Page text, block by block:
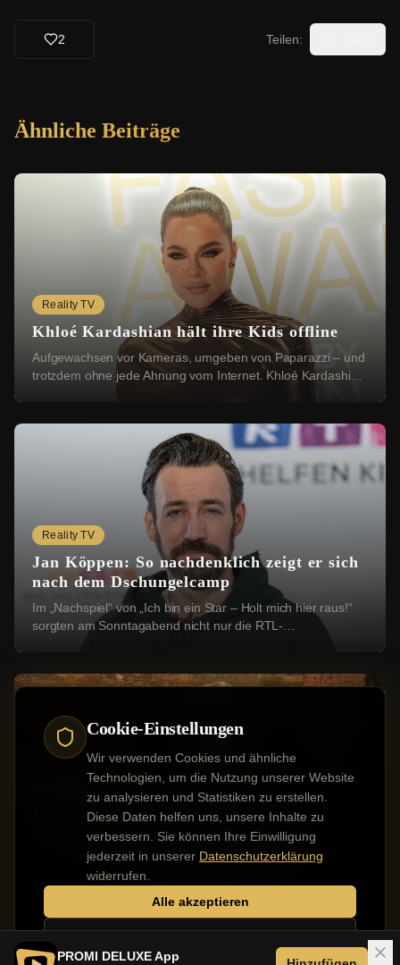
Cookie-Einstellungen
Wir verwenden Cookies und ähnliche
Technologien, um die Nutzung unserer Website
zu analysieren und Statistiken zu erstellen.
Diese Daten helfen uns, unsere Inhalte zu
verbessern. Sie können Ihre Einwilligung
jederzeit in unserer Datenschutzerklärung
widerrufen.
Alle akzeptieren
Nur notwendige
PROMI DELUXE App
2 Teilen:
Ähnliche Beiträge
Reality TV
Khloé Kardashian hält ihre Kids offline
Aufgewachsen vor Kameras, umgeben von Paparazzi – und
trotzdem ohne jede Ahnung vom Internet. Khloé Kardashian
Reality TV
Jan Köppen: So nachdenklich zeigt er sich
nach dem Dschungelcamp
Im „Nachspiel“ von „Ich bin ein Star – Holt mich hier raus!“
sorgten am Sonntagabend nicht nur die RTL-
Reality TV
Dschungelcamp-Nachspiel auf RTL:
Camper strafen Gil Ofarim ab
Zwei Wochen nach der Krönung des Dschungelkönigs gab
es am Sonntag beim dreistündigen RTL-„Nachspiel“ von „Ich
bin ein Star – Holt mich hier raus!“ (a...